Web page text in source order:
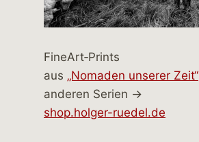
FineArt‑Prints
aus „Nomaden unserer Zeit“
anderen Serien →
shop.holger-ruedel.de